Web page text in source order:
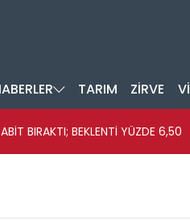
TARIM ZİRVE
BIRAKTI; BEKLENTİ YÜZDE 6,50